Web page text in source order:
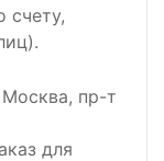
счету,
Москва, пр-т
для